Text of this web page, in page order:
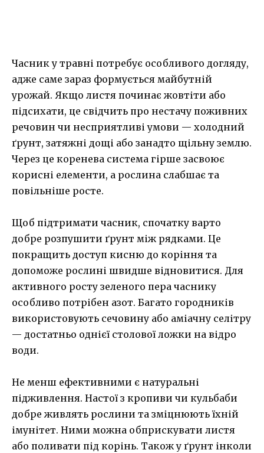
Часник у травні потребує особливого догляду,
адже саме зараз формується майбутній
урожай. Якщо листя починає жовтіти або
підсихати, це свідчить про нестачу поживних
речовин чи несприятливі умови — холодний
ґрунт, затяжні дощі або занадто щільну землю.
Через це коренева система гірше засвоює
корисні елементи, а рослина слабшає та
повільніше росте.
Щоб підтримати часник, спочатку варто
добре розпушити ґрунт між рядками. Це
покращить доступ кисню до коріння та
допоможе рослині швидше відновитися. Для
активного росту зеленого пера часнику
особливо потрібен азот. Багато городників
використовують сечовину або аміачну селітру
— достатньо однієї столової ложки на відро
води.
Не менш ефективними є натуральні
підживлення. Настої з кропиви чи кульбаби
добре живлять рослини та зміцнюють їхній
імунітет. Ними можна обприскувати листя
або поливати під корінь. Також у ґрунт інколи